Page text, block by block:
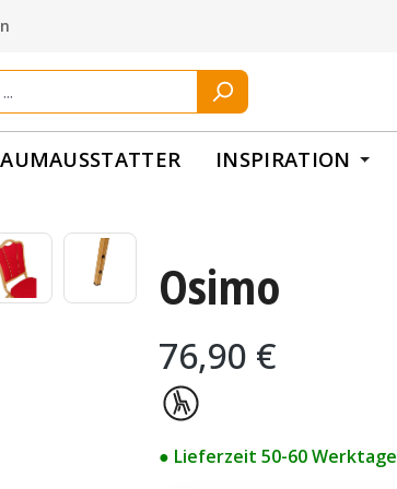
INSPIRATION
Osimo
Regulärer Preis:
76,90 €
● Lieferzeit 50-60 Werktage